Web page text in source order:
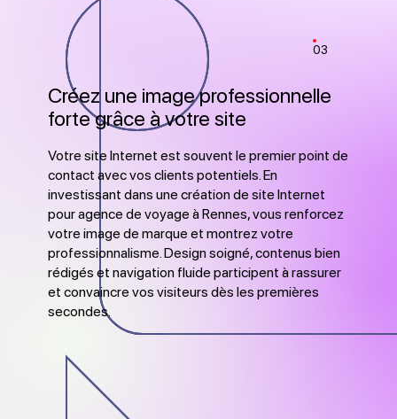
03
Créez une image professionnelle
forte grâce à votre site
Votre site Internet est souvent le premier point de
contact avec vos clients potentiels. En
investissant dans une création de site Internet
pour agence de voyage à Rennes, vous renforcez
votre image de marque et montrez votre
professionnalisme. Design soigné, contenus bien
rédigés et navigation fluide participent à rassurer
et convaincre vos visiteurs dès les premières
secondes.